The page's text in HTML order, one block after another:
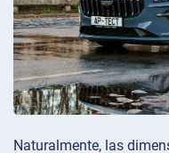
Naturalmente, las